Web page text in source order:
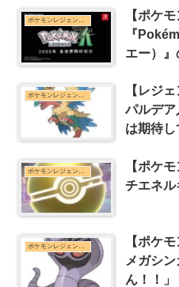
ポケモンレジェンズZ-Aまとめ
【ポケ
『
エー）
ポケモンレジェンズZ-Aまとめ
【レジ
パルデ
は期待し
【ポケ
チエネ
【ポケ
メガシ
ん！！」